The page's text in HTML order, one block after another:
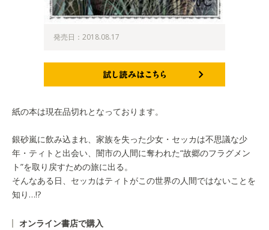
発売日：2018.08.17
紙の本は現在品切れとなっております。
銀砂嵐に飲み込まれ、家族を失った少女・セッカは不思議な少
年・ティトと出会い、闇市の人間に奪われた“故郷のフラグメン
ト”を取り戻すための旅に出る。
そんなある日、セッカはティトがこの世界の人間ではないことを
知り…!?
オンライン書店で購入